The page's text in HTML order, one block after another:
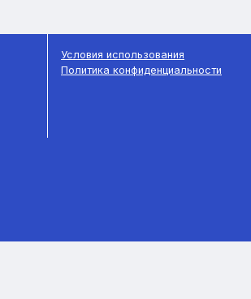
Условия использования
Политика конфиденциальности